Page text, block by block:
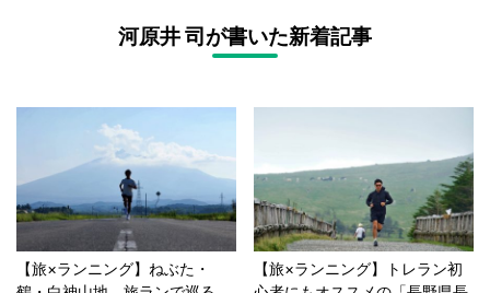
河原井 司が書いた新着記事
【旅×ランニング】ねぶた・
【旅×ランニング】トレラン初